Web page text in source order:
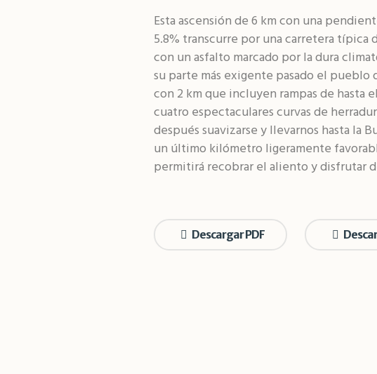
Esta ascensión de 6 km con una
5.8% transcurre por una carretera típica
con un asfalto marcado por la dura
su parte más exigente pasado el pueblo
con 2 km que incluyen rampas de hasta
cuatro espectaculares curvas de
después suavizarse y llevarnos hasta la
un último kilómetro ligeramente
permitirá recobrar el aliento y disfrutar
Descargar PDF